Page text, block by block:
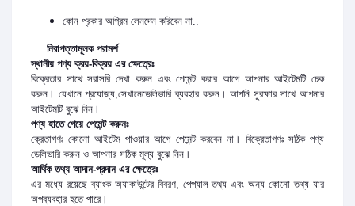
কোন প্রকার অগ্রিম লেনদেন করিবেন না..
নিরাপত্তামূলক পরামর্শ
স্থানীয় পণ্য ক্রয়-বিক্রয় এর ক্ষেত্রেঃ
বিক্রেতার সাথে সরাসরি দেখা করুন এবং পেমেন্ট করার আগে আপনার আইটেমটি চেক
করুন। যেখানে প্রযোজ্য,সেখানেডেলিভারি ব্যবহার করুন। আপনি সুরক্ষার সাথে আপনার
আইটেমটি বুঝে নিন।
পণ্য হাতে পেয়ে পেমেন্ট করুনঃ
ক্রেতাগণঃ কোনো আইটেম পাওয়ার আগে পেমেন্ট করবেন না। বিক্রেতাগণঃ সঠিক পণ্য
ডেলিভারি করুন ও আপনার সঠিক মূল্য বুঝে নিন।
আর্থিক তথ্য আদান-প্রদান এর ক্ষেত্রেঃ
এর মধ্যে রয়েছে ব্যাংক অ্যাকাউন্টের বিবরণ, পেপ্যাল তথ্য এবং অন্য কোনো তথ্য যার
অপব্যবহার হতে পারে।